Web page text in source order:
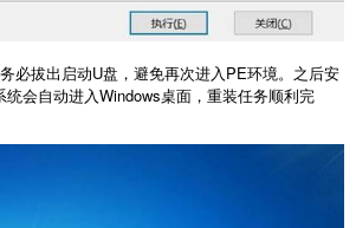
必拔出启动U盘，避免再次进入PE环境。之后安
会自动进入Windows桌面，重装任务顺利完